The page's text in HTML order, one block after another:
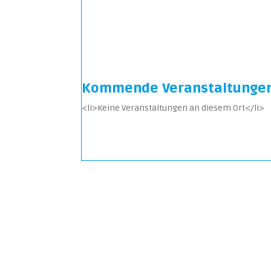
Kommende
<li>Keine Veranstaltungen an diesem Ort</li>